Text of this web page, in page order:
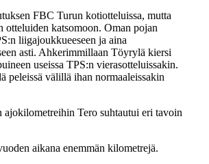
FBC Turun kotiotteluissa, mutta
otteluiden katsomoon. Oman pojan
liigajoukkueeseen ja aina
asti. Ahkerimmillaan Töyrylä kiersi
useissa TPS:n vierasotteluissakin.
peleissä välillä ihan normaaleissakin
Tero suhtautui eri tavoin
aikana enemmän kilometrejä.